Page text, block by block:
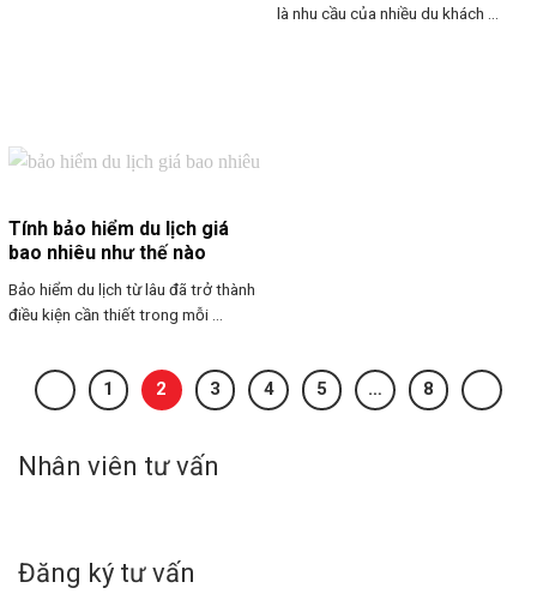
là nhu cầu của nhiều du khách ...
Tính bảo hiểm du lịch giá
bao nhiêu như thế nào
Bảo hiểm du lịch từ lâu đã trở thành
điều kiện cần thiết trong mỗi ...
1 2 3 4 5 … 8
Nhân viên tư vấn
Đăng ký tư vấn